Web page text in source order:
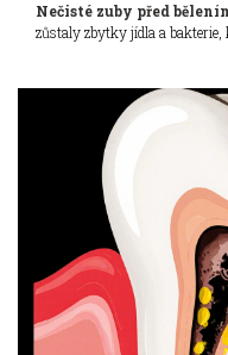
Nečisté zuby před
zůstaly zbytky jídla a bakterie,